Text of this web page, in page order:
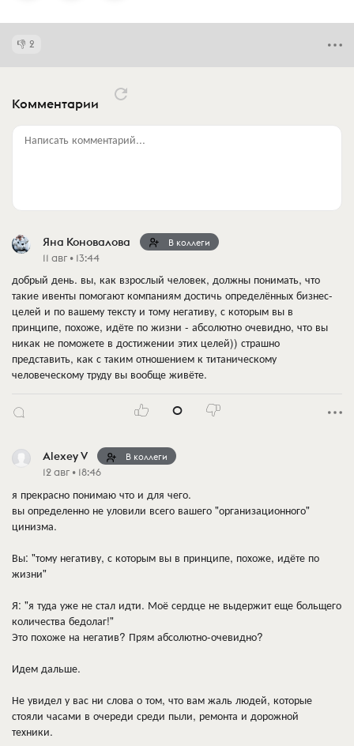
2
Комментарии
Написать комментарий...
Яна Коновалова В коллеги
11 авг • 13:44
добрый день. вы, как взрослый человек, должны понимать, что
такие ивенты помогают компаниям достичь определённых бизнес-
целей и по вашему тексту и тому негативу, с которым вы в
принципе, похоже, идёте по жизни - абсолютно очевидно, что вы
никак не поможете в достижении этих целей)) страшно
представить, как с таким отношением к титаническому
человеческому труду вы вообще живёте.
0
Alexey V В коллеги
12 авг • 18:46
я прекрасно понимаю что и для чего.
вы определенно не уловили всего вашего "организационного"
цинизма.
Вы: "тому негативу, с которым вы в принципе, похоже, идёте по
жизни"
Я: "я туда уже не стал идти. Моё сердце не выдержит еще больщего
количества бедолаг!"
Это похоже на негатив? Прям абсолютно-очевидно?
Идем дальше.
Не увидел у вас ни слова о том, что вам жаль людей, которые
стояли часами в очереди среди пыли, ремонта и дорожной
техники.